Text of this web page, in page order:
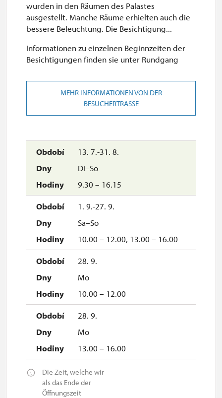
13. 7.-31. 8.
Di–So
9.30 – 16.15
1. 9.-27. 9.
Sa–So
10.00 – 12.00, 13.00 – 16.00
28. 9.
Mo
10.00 – 12.00
28. 9.
Mo
13.00 – 16.00
Die Zeit, welche wir
als das Ende der
Öffnungszeit
wurden in den Räumen des Palastes
ausgestellt. Manche Räume erhielten auch die
bessere Beleuchtung. Die Besichtigung...
Informationen zu einzelnen Beginnzeiten der
Besichtigungen finden sie unter Rundgang
MEHR INFORMATIONEN VON DER
BESUCHERTRASSE